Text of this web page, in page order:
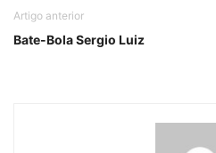
Artigo anterior
Bate-Bola Sergio Luiz